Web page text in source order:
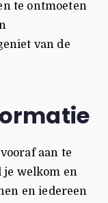
te ontmoeten
van de
aan te
welkom en
en iedereen